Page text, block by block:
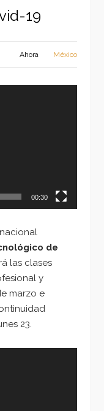
19
Ahora México
00:30
de
las clases
y
marzo e
23.